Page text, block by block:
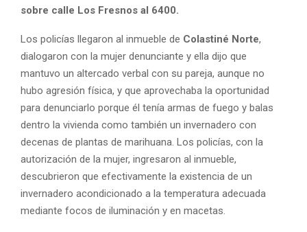
sobre calle Los Fresnos al 6400.
Los policías llegaron al inmueble de Colastiné Norte,
dialogaron con la mujer denunciante y ella dijo que
mantuvo un altercado verbal con su pareja, aunque no
hubo agresión física, y que aprovechaba la oportunidad
para denunciarlo porque él tenía armas de fuego y balas
dentro la vivienda como también un invernadero con
decenas de plantas de marihuana. Los policías, con la
autorización de la mujer, ingresaron al inmueble,
descubrieron que efectivamente la existencia de un
invernadero acondicionado a la temperatura adecuada
mediante focos de iluminación y en macetas.